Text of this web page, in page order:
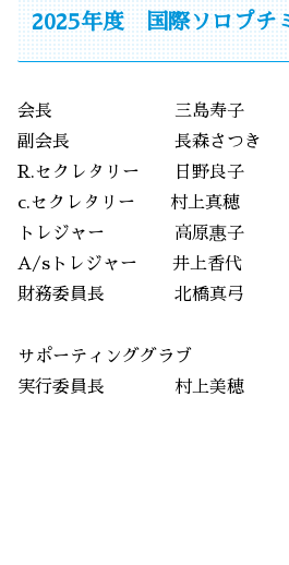
2025年度 国際ソロプチ
会長 三島寿子
副会長 長森さつき
R.セクレタリー 日野良子
c.セクレタリー 村上真穂
トレジャー 高原惠子
A/sトレジャー 井上香代
財務委員長 北橋真弓
サポーティンググラブ
実行委員長 村上美穂